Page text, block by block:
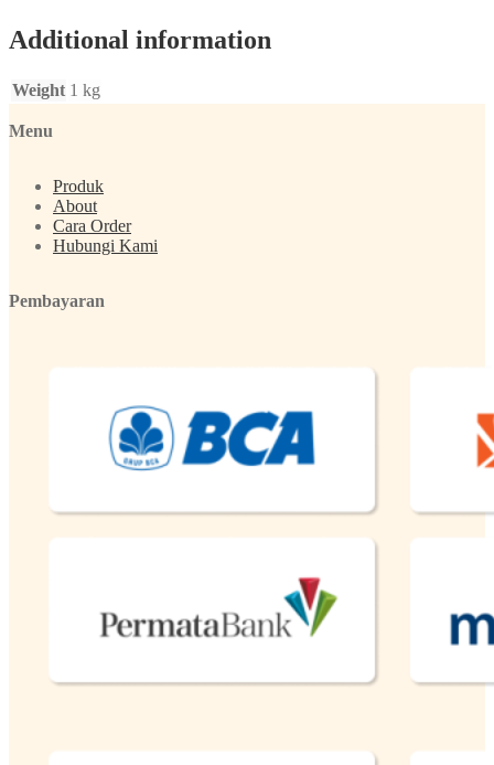
Additional information
Weight 1 kg
Menu
Produk
About
Cara Order
Hubungi Kami
Pembayaran